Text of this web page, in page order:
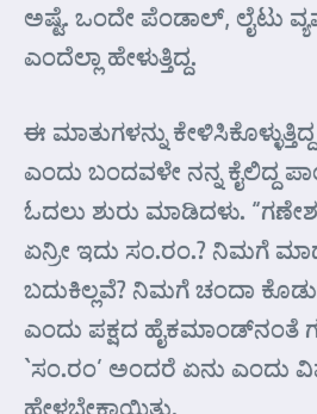
ಅಷ್ಟೆ. ಒಂದೇ ಪೆಂಡಾಲ್, ಲೈಟು
ಎಂದೆಲ್ಲಾ ಹೇಳುತ್ತಿದ್ದ.
ಈ ಮಾತುಗಳನ್ನು
ಎಂದು ಬಂದವಳೇ ನನ್ನ ಕೈಲಿದ್ದ
ಓದಲು ಶುರು ಮಾಡಿದಳು.
ಏನ್ರೀ ಇದು ಸಂ.ರಂ.? ನಿಮಗೆ
ಬದುಕಿಲ್ಲವೆ? ನಿಮಗೆ ಚಂದಾ
ಎಂದು ಪಕ್ಷದ ಹೈಕಮಾಂಡ್‌ನಂತೆ
`ಸಂ.ರಂ’ ಅಂದರೆ ಏನು ಎಂದು
ಹೇಳಬೇಕಾಯಿತು.